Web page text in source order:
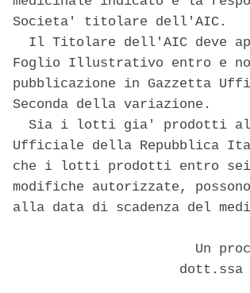
Societa' titolare dell'AIC.
Il Titolare dell'AIC deve
Foglio Illustrativo entro e
pubblicazione in Gazzetta
Seconda della variazione.
Sia i lotti gia' prodotti
Ufficiale della Repubblica
che i lotti prodotti entro sei
modifiche autorizzate,
alla data di scadenza del
Un
dott.ssa